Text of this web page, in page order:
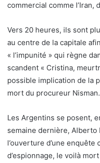
commercial comme l’Iran,
Vers 20 heures, ils sont
au centre de la capitale
« l’impunité » qui règne
scandent « Cristina,
possible implication de la
mort du procureur Nisman.
Les Argentins se posent,
semaine dernière, Alberto
l’ouverture d’une
d’espionnage, le voilà